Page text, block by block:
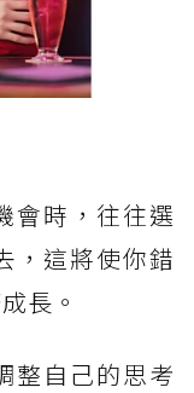
會時，往往選
，這將使你錯
長。
整自己的思考